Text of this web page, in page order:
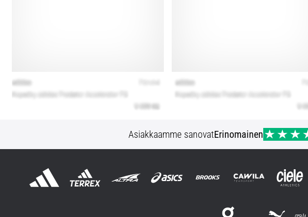
Asiakkaamme sanovatErinomainen